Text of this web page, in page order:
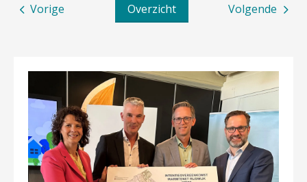
Volgende
Overzicht
Vorige